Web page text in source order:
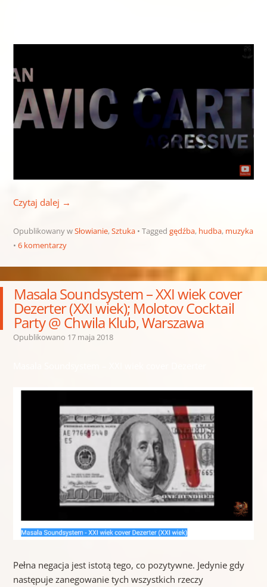
Czytaj dalej →
Opublikowany wSłowianie,Sztuka Tagged gędźba, hudba, muzyka
6 komentarzy
Masala Soundsystem – XXI wiek cover
Dezerter (XXI wiek); Molotov Cocktail
Party @ Chwila Klub, Warszawa
Opublikowano 17 maja 2018
Pełna negacja jest istotą tego, co pozytywne. Jedynie gdy
następuje zanegowanie tych wszystkich rzeczy